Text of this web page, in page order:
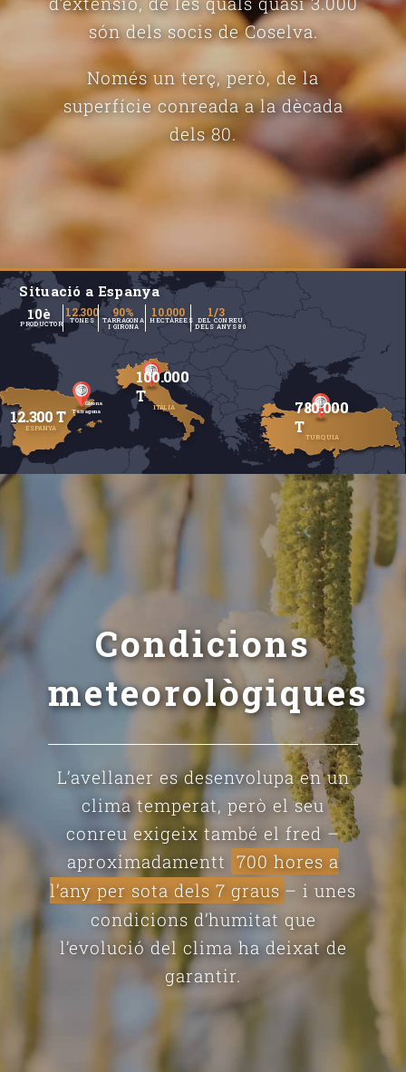
són dels socis de Coselva.
Només un terç, però, de la
superfície conreada a la dècada
dels 80.
TURQUIA
780.000
T
ITÀLIA
Girona
10è
Tarragona
12.300 T
100.000
T
ESPANYA
Situació a Espanya
90%
12.300 1/3
10.000
TONES
PRODUCTOR DEL CONREU
DELS ANYS 80
HECTÀREES
TARRAGONA
I GIRONA
Condicions
meteorològiques
L’avellaner es desenvolupa en un
clima temperat, però el seu
conreu exigeix també el fred –
aproximadamentt 700 hores a
l’any per sota dels 7 graus – i unes
condicions d’humitat que
l’evolució del clima ha deixat de
garantir.